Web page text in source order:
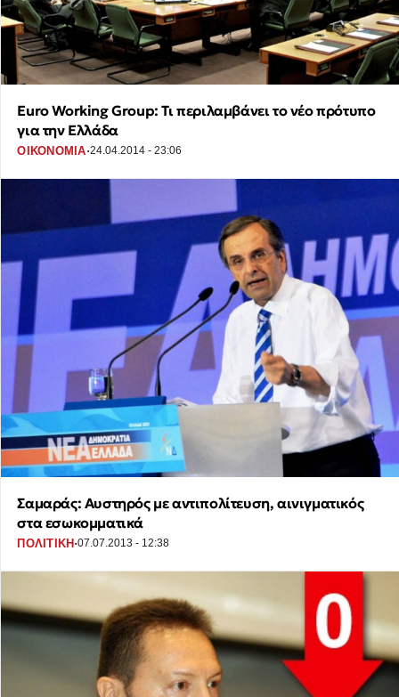
Euro Working Group: Τι περιλαμβάνει το νέο πρότυπο
για την Ελλάδα
ΟΙΚΟΝΟΜΙΑ·24.04.2014 - 23:06
Σαμαράς: Αυστηρός με αντιπολίτευση, αινιγματικός
στα εσωκομματικά
ΠΟΛΙΤΙΚΗ ·07.07.2013 - 12:38